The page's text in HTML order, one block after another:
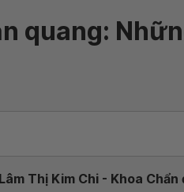
quang:
Thị Kim Chi - Khoa Chẩn